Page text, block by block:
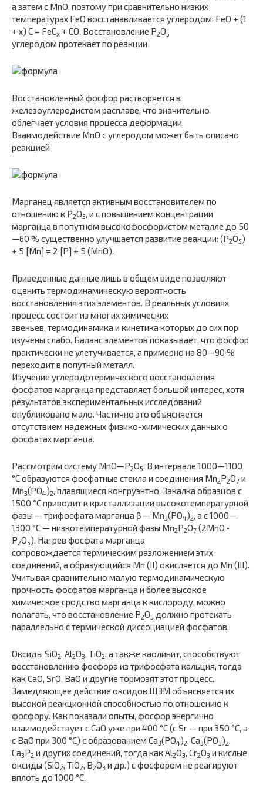
а затем с MnO, поэтому при сравнительно низких
температурах FeO восстанавливается углеродом: FeO + (1
+ x) С = FeCx + СО. Восстановление P2O5
углеродом протекает по реакции
Восстановленный фосфор растворяется в
железоуглеродистом расплаве, что значительно
облегчает условия процесса деформации.
Взаимодействие MnO с углеродом может быть описано
реакцией
Марганец является активным восстановителем по
отношению к P2O5, и с повышением концентрации
марганца в попутном высокофосфористом металле до 50
—60 % существенно улучшается развитие реакции: (P2O5)
+ 5 [Mn] = 2 [P] + 5 (MnO).
Приведенные данные лишь в общем виде позволяют
оценить термодинамическую вероятность
восстановления этих элементов. В реальных условиях
процесс состоит из многих химических
звеньев, термодинамика и кинетика которых до сих пор
изучены слабо. Баланс элементов показывает, что фосфор
практически не улетучивается, а примерно на 80—90 %
переходит в попутный металл.
Изучение углеродотермического восстановления
фосфатов марганца представляет большой интерес, хотя
результатов экспериментальных исследований
опубликовано мало. Частично это объясняется
отсутствием надежных физико-химических данных о
фосфатах марганца.
Рассмотрим систему MnO—P2O5. В интервале 1000—1100
°С образуются фосфатные стекла и соединения Mn2P2O7 и
Mn3(PO4)2, плавящиеся конгруэнтно. Закалка образцов с
1500 °С приводит к кристаллизации высокотемпературной
фазы — трифосфата марганца β — Mn3(PO4)2, а с 1000—
1300 °С — низкотемпературной фазы Mn2P2O7 (2MnO •
Р2O5). Нагрев фосфата марганца
сопровождается термическим разложением этих
соединений, а образующийся Mn (II) окисляется до Mn (III).
Учитывая сравнительно малую термодинамическую
прочность фосфатов марганца и более высокое
химическое сродство марганца к кислороду, можно
полагать, что восстановление P2O5 должно протекать
параллельно с термической диссоциацией фосфатов.
Оксиды SiO2, Al2O3, TiO2, а также каолинит, способствуют
восстановлению фосфора из трифосфата кальция, тогда
как CaO, SrO, BaO и другие тормозят этот процесс.
Замедляющее действие оксидов ЩЗМ объясняется их
высокой реакционной способностью по отношению к
фосфору. Как показали опыты, фосфор энергично
взаимодействует с CaO уже при 400 °С (с Sr — при 350 °С, а
с BaO при 300 °С) с образованием Ca3(PO4)2, Ca3(PO3)2,
Ca3P2 и других соединений, тогда как Al2O3, Cr2O3 и кислые
оксиды (SiO2, TiO2, B2O3 и др.) с фосфором не реагируют
вплоть до 1000 °С.